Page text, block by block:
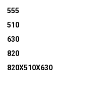
555
510
630
820
820X510X630